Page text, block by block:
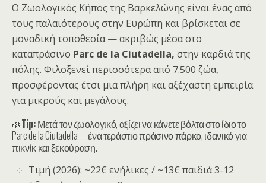
Ο Ζωολογικός Κήπος της Βαρκελώνης είναι ένας από
τους παλαιότερους στην Ευρώπη και βρίσκεται σε
μοναδική τοποθεσία — ακριβώς μέσα στο
καταπράσινο Parc de la Ciutadella, στην καρδιά της
πόλης. Φιλοξενεί περισσότερα από 7.500 ζώα,
προσφέροντας έτσι μια πλήρη και αξέχαστη εμπειρία
για μικρούς και μεγάλους.
🌿Tip:Μετά τον ζωολογικό, αξίζει να κάνετε βόλτα στο ίδιο το
Parc de la Ciutadella — ένα τεράστιο πράσινο πάρκο, ιδανικό για
πικνίκ και ξεκούραση.
Τιμή (2026): ~22€ ενήλικες / ~13€ παιδιά 3-12